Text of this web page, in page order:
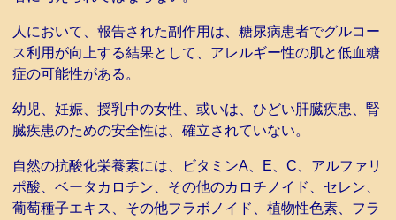
人において、報告された副作用は、糖尿病患者でグルコー
ス利用が向上する結果として、アレルギー性の肌と低血糖
症の可能性がある。
幼児、妊娠、授乳中の女性、或いは、ひどい肝臓疾患、腎
臓疾患のための安全性は、確立されていない。
自然の抗酸化栄養素には、ビタミンA、E、C、アルファリ
ポ酸、ベータカロチン、その他のカロチノイド、セレン、
葡萄種子エキス、その他フラボノイド、植物性色素、フラ